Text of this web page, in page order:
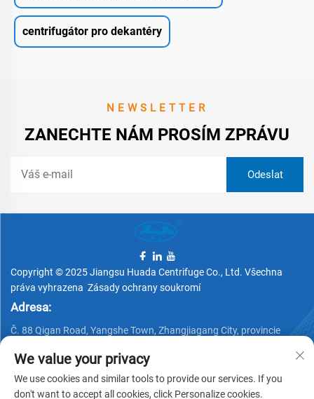
centrifugátor pro dekantéry
NEWSLETTER
ZANECHTE NÁM PROSÍM ZPRÁVU
Copyright © 2025 Jiangsu Huada Centrifuge Co., Ltd. Všechna
práva vyhrazena Zásady ochrany soukromí
Adresa:
Č. 88 Qigan Road, Yangshe Town, Zhangjiagang City, provincie
Telefon:
+86 15162337620
We value your privacy
We use cookies and similar tools to provide our services. If you
don't want to accept all cookies, click Personalize cookies.